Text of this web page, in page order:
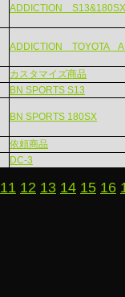
ADDICTION
ADDICTION TOYOTA
カスタマイズ商品
BN SPORTS S13
BN SPORTS 180SX
依頼商品
DC-3
11 12 13 14 15 16